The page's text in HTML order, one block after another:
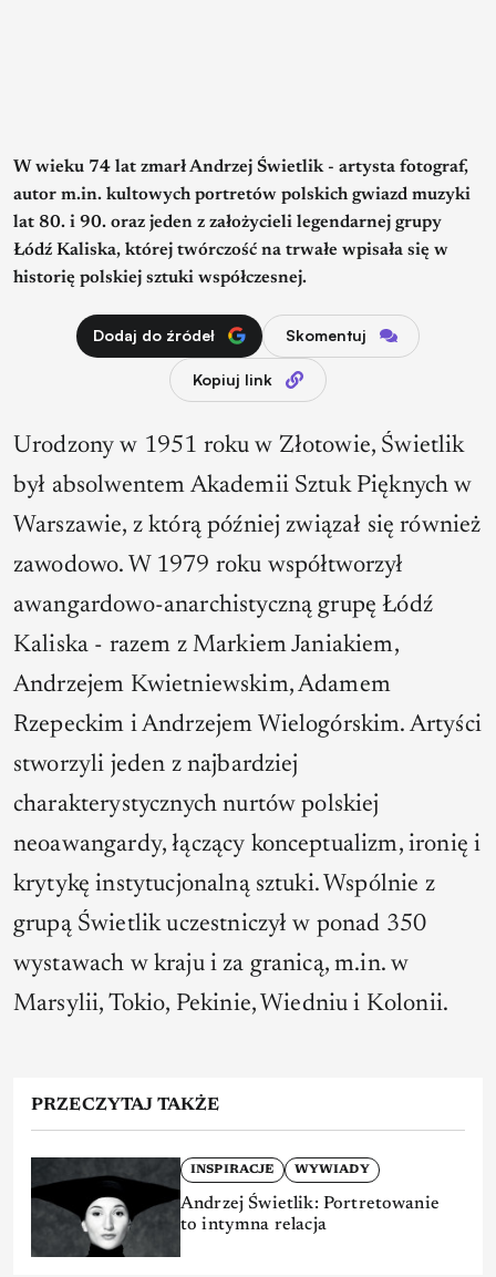
W wieku 74 lat zmarł Andrzej Świetlik - artysta fotograf,
autor m.in. kultowych portretów polskich gwiazd muzyki
lat 80. i 90. oraz jeden z założycieli legendarnej grupy
Łódź Kaliska, której twórczość na trwałe wpisała się w
historię polskiej sztuki współczesnej.
Dodaj do źródeł Skomentuj
Kopiuj link
Urodzony w 1951 roku w Złotowie, Świetlik
był absolwentem Akademii Sztuk Pięknych w
Warszawie, z którą później związał się również
zawodowo. W 1979 roku współtworzył
awangardowo-anarchistyczną grupę Łódź
Kaliska - razem z Markiem Janiakiem,
Andrzejem Kwietniewskim, Adamem
Rzepeckim i Andrzejem Wielogórskim. Artyści
stworzyli jeden z najbardziej
charakterystycznych nurtów polskiej
neoawangardy, łączący konceptualizm, ironię i
krytykę instytucjonalną sztuki. Wspólnie z
grupą Świetlik uczestniczył w ponad 350
wystawach w kraju i za granicą, m.in. w
Marsylii, Tokio, Pekinie, Wiedniu i Kolonii.
PRZECZYTAJ TAKŻE
INSPIRACJE WYWIADY
Andrzej Świetlik: Portretowanie
to intymna relacja